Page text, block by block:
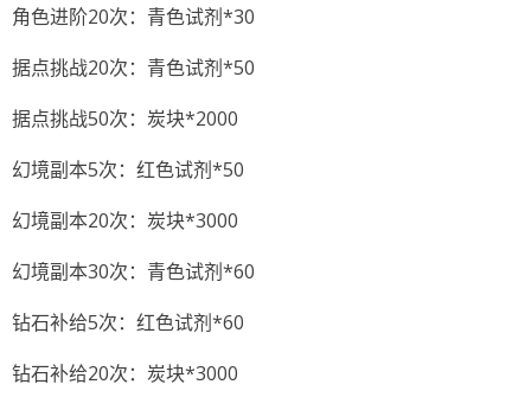
角色进阶20次：青色试剂*30
据点挑战20次：青色试剂*50
据点挑战50次：炭块*2000
幻境副本5次：红色试剂*50
幻境副本20次：炭块*3000
幻境副本30次：青色试剂*60
钻石补给5次：红色试剂*60
钻石补给20次：炭块*3000